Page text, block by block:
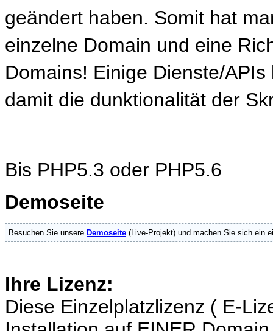
geändert haben. Somit hat
einzelne Domain und eine
Domains! Einige Dienste/
damit die dunktionalität der
Bis PHP5.3 oder PHP5.6
Demoseite
Besuchen Sie unsere Demoseite (Live-Projekt) und machen Sie sich ein
Ihre Lizenz:
Diese Einzelplatzlizenz ( E-